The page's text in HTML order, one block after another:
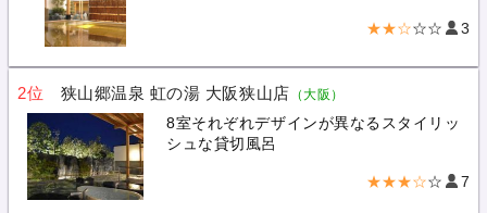
★★☆☆☆ 3
2位 狭山郷温泉 虹の湯 大阪狭山店 （大阪）
8室それぞれデザインが異なるスタイリッ
シュな貸切風呂
★★★☆☆ 7